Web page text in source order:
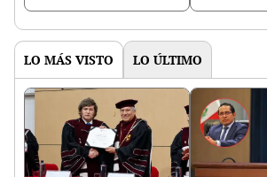
LO MÁS VISTO LO ÚLTIMO